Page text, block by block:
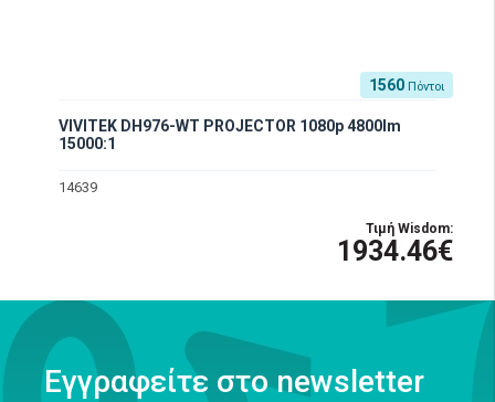
1560 Πόντοι
VIVITEK DH976-WT PROJECTOR 1080p 4800lm
15000:1
14639
Τιμή Wisdom:
1934.46€
Εγγραφείτε στο newsletter